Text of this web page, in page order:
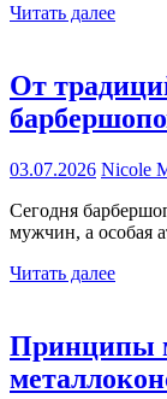
Читать далее
От
03.07.2026 Nicole
Сегодня
мужчин, а особая
Читать далее
Принципы